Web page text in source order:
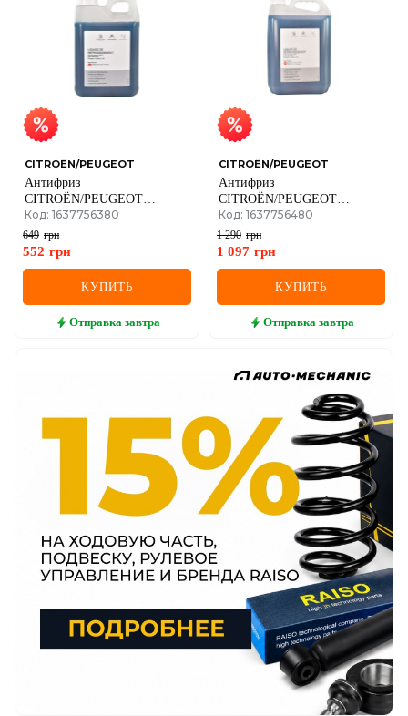
CITROËN/PEUGEOT
Антифриз
CITROËN/PEUGEOT
GLYSANTIN G33, 2 литра
Код: 1637756380
649 грн
552 грн
КУПИТЬ
Отправка завтра
CITROËN/PEUGEOT
Антифриз
CITROËN/PEUGEOT
GLYSANTIN G33, 5 литров
Код: 1637756480
1 290 грн
1 097 грн
КУПИТЬ
Отправка завтра